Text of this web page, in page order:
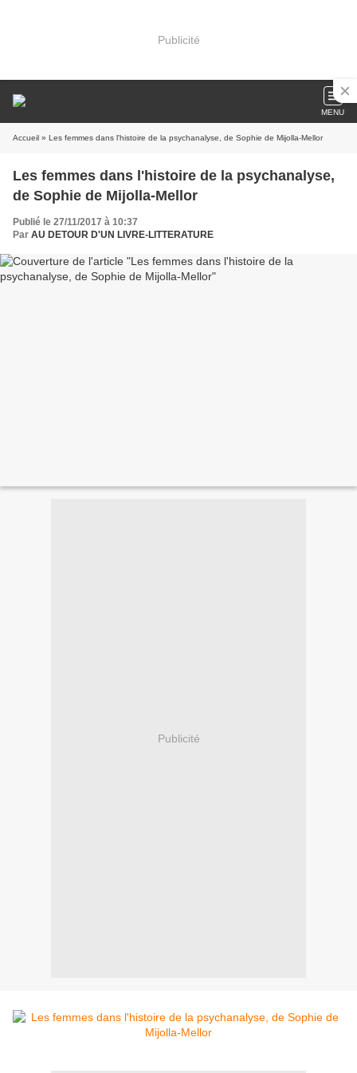
Publicité
MENU
Accueil » Les femmes dans l'histoire de la psychanalyse, de Sophie de Mijolla-Mellor
Les femmes dans l'histoire de la psychanalyse,
de Sophie de Mijolla-Mellor
Publié le 27/11/2017 à 10:37
Par AU DETOUR D'UN LIVRE-LITTERATURE
Publicité